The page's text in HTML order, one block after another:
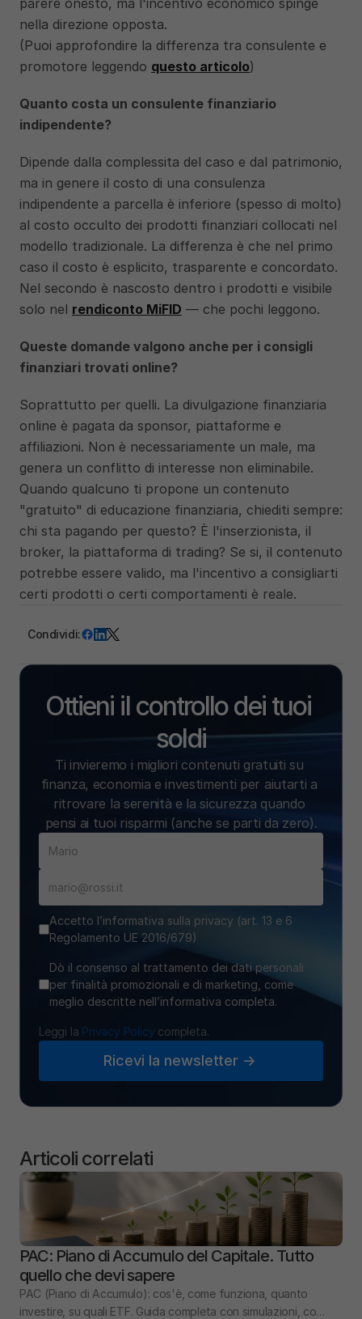
parere onesto, ma l'incentivo economico spinge
nella direzione opposta.
(Puoi approfondire la differenza tra consulente e
promotore leggendo questo articolo)
Quanto costa un consulente finanziario
indipendente?
Dipende dalla complessita del caso e dal patrimonio,
ma in genere il costo di una consulenza
indipendente a parcella è inferiore (spesso di molto)
al costo occulto dei prodotti finanziari collocati nel
modello tradizionale. La differenza è che nel primo
caso il costo è esplicito, trasparente e concordato.
Nel secondo è nascosto dentro i prodotti e visibile
solo nel rendiconto MiFID — che pochi leggono.
Queste domande valgono anche per i consigli
finanziari trovati online?
Soprattutto per quelli. La divulgazione finanziaria
online è pagata da sponsor, piattaforme e
affiliazioni. Non è necessariamente un male, ma
genera un conflitto di interesse non eliminabile.
Quando qualcuno ti propone un contenuto
"gratuito" di educazione finanziaria, chiediti sempre:
chi sta pagando per questo? È l'inserzionista, il
broker, la piattaforma di trading? Se si, il contenuto
potrebbe essere valido, ma l'incentivo a consigliarti
certi prodotti o certi comportamenti è reale.
Condividi:
Ottieni il controllo dei tuoi
soldi
Ti invieremo i migliori contenuti gratuiti su
finanza, economia e investimenti per aiutarti a
ritrovare la serenità e la sicurezza quando
pensi ai tuoi risparmi (anche se parti da zero).
Accetto l’informativa sulla privacy (art. 13 e 6
Regolamento UE 2016/679)
Dò il consenso al trattamento dei dati personali
per finalità promozionali e di marketing, come
meglio descritte nell’informativa completa.
Leggi la Privacy Policy completa.
Ricevi la newsletter ->
Articoli correlati
PAC: Piano di Accumulo del Capitale. Tutto
quello che devi sapere
PAC (Piano di Accumulo): cos'è, come funziona, quanto
investire, su quali ETF. Guida completa con simulazioni, costi